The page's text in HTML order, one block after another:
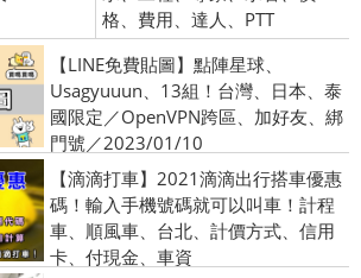
格、費用、達人、PTT
【LINE免費貼圖】點陣星球、
Usagyuuun、13組！台灣、日本、泰
國限定／OpenVPN跨區、加好友、綁
門號／2023/01/10
【滴滴打車】2021滴滴出行搭車優惠
碼！輸入手機號碼就可以叫車！計程
車、順風車、台北、計價方式、信用
卡、付現金、車資